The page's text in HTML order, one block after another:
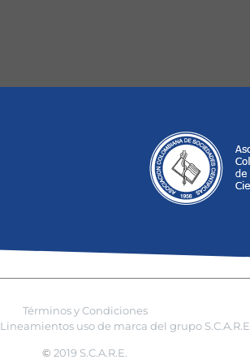
Términos y Condiciones
Lineamientos uso de marca del grupo S.C.A.R.E.
©2019 S.C.A.R.E.